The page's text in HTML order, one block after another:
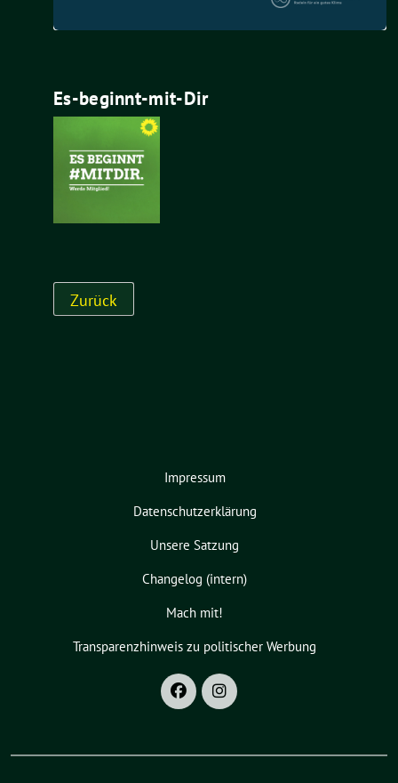
Es-beginnt-mit-Dir
Impressum
Datenschutzerklärung
Unsere Satzung
Changelog (intern)
Mach mit!
Transparenzhinweis zu politischer Werbung